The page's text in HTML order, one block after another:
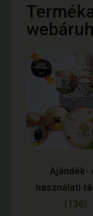
Ajándék-
használati
(136)